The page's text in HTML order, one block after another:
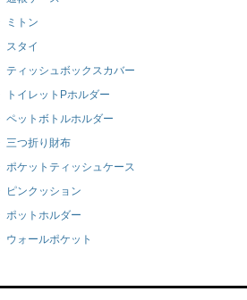
ミトン
スタイ
ティッシュボックスカバー
トイレットPホルダー
ペットボトルホルダー
三つ折り財布
ポケットティッシュケース
ピンクッション
ポットホルダー
ウォールポケット